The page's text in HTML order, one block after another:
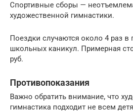
Спортивные сборы —
художественной гимнастики.
Поездки случаются около 4 раз в
школьных каникул. Примерная
руб.
Противопоказания
Важно обратить внимание, что
гимнастика подходит не всем